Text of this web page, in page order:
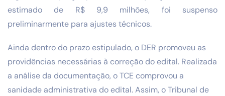
estimado de R$ 9,9 milhões, foi suspenso
preliminarmente para ajustes técnicos.
Ainda dentro do prazo estipulado, o DER promoveu as
providências necessárias à correção do edital. Realizada
a análise da documentação, o TCE comprovou a
sanidade administrativa do edital. Assim, o Tribunal de